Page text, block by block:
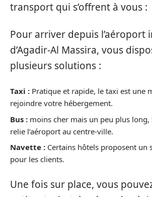
transport qui s’offrent à vous :
Pour arriver depuis l’aéroport
d’Agadir-Al Massira, vous
plusieurs solutions :
Taxi : Pratique et rapide, le taxi est une
rejoindre votre hébergement.
Bus : moins cher mais un peu plus long,
relie l’aéroport au centre-ville.
Navette : Certains hôtels proposent un
pour les clients.
Une fois sur place, vous